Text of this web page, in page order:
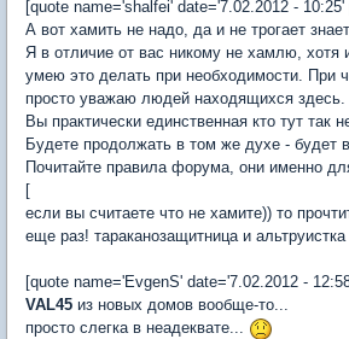
[quote name='shalfei' date='7.02.2012 - 10:25'
А вот хамить не надо, да и не трогает
Я в отличие от вас никому не хамлю, хотя
умею это делать при необходимости. При
просто уважаю людей находящихся здесь.
Вы практически единственная кто тут так
Будете продолжать в том же духе - будет
Почитайте правила форума, они именно
[
если вы считаете что не хамите)) то
еще раз! тараканозащитница и
[quote name='EvgenS' date='7.02.2012 -
VAL45 из новых домов вообще-то...
просто слегка в неадеквате...